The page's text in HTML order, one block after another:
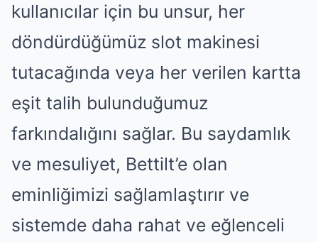
kullanıcılar için bu unsur, her
döndürdüğümüz slot makinesi
tutacağında veya her verilen kartta
eşit talih bulunduğumuz
farkındalığını sağlar. Bu saydamlık
ve mesuliyet, Bettilt’e olan
eminliğimizi sağlamlaştırır ve
sistemde daha rahat ve eğlenceli